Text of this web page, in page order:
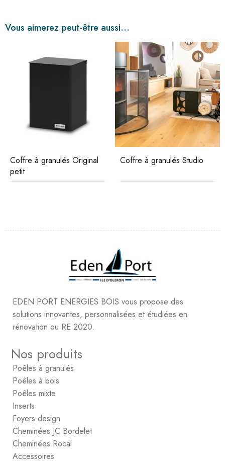
Vous aimerez peut-être aussi…
Coffre à granulés Original
petit
Coffre à granulés Studio
EDEN PORT ENERGIES BOIS vous propose des
solutions innovantes, personnalisées et étudiées en
rénovation ou RE 2020.
Nos produits
Poêles à granulés
Poêles à bois
Poêles mixte
Inserts
Foyers design
Cheminées JC Bordelet
Cheminées Rocal
Accessoires